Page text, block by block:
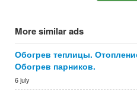
More similar ads
Обогрев теплицы.
Обогрев парников.
6 july